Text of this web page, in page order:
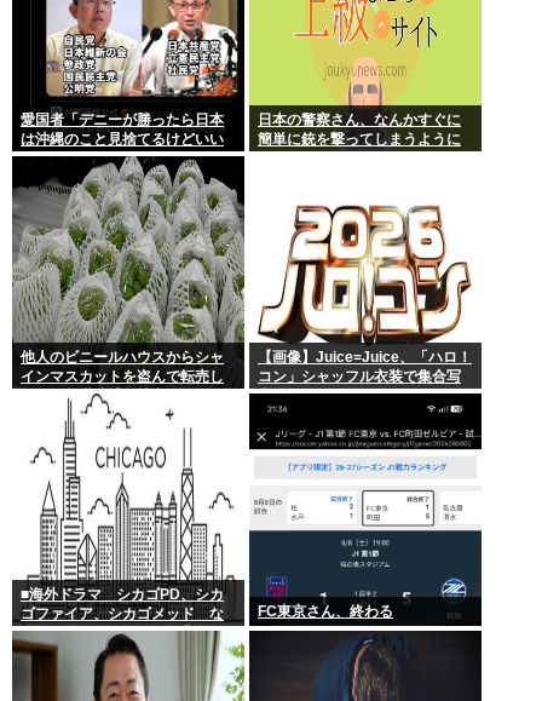
愛国者「デニーが勝ったら日本
は沖縄のこと見捨てるけどいい
の？」
日本の警察さん、なんかすぐに
簡単に銃を撃ってしまうように
他人のビニールハウスからシャ
インマスカットを盗んで転売し
ていた無職逮捕！被害100万円ほ
【画像】Juice=Juice、「ハロ！
コン」シャッフル衣装で集合写
真
■海外ドラマ シカゴPD、シカ
ゴファイア、シカゴメッド な
ぜあの人は、あそこまで背負う
のか
FC東京さん、終わる